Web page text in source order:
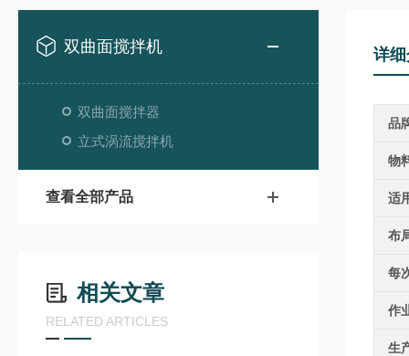
双曲面搅拌机
双曲面搅拌器
立式涡流搅拌机
查看全部产品
相关文章
RELATED ARTICLES
详
品
物
适
布
每
作
生